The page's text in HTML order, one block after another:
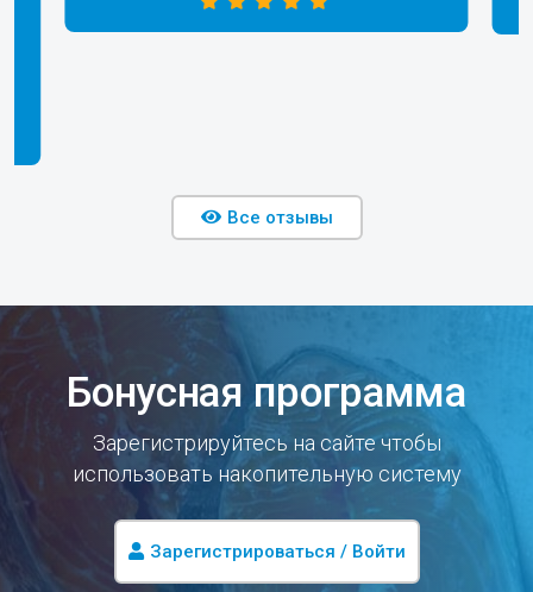
Все отзывы
Бонусная программа
Зарегистрируйтесь на сайте чтобы
использовать накопительную систему
Зарегистрироваться / Войти